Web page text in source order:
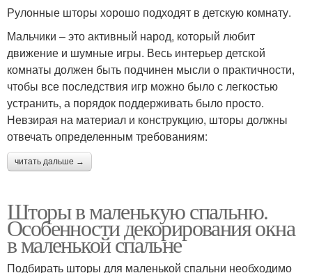
Рулонные шторы хорошо подходят в детскую комнату.
Мальчики – это активный народ, который любит
движение и шумные игры. Весь интерьер детской
комнаты должен быть подчинен мысли о практичности,
чтобы все последствия игр можно было с легкостью
устранить, а порядок поддерживать было просто.
Невзирая на материал и конструкцию, шторы должны
отвечать определенным требованиям:
читать дальше →
Шторы в маленькую спальню.
Особенности декорирования окна
в маленькой спальне
Подбирать шторы для маленькой спальни необходимо